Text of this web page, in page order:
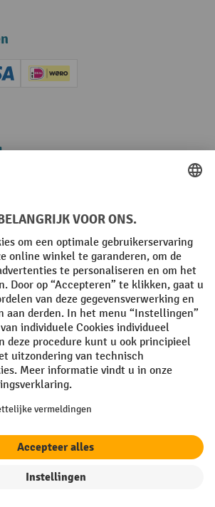
(Visa)
iDEAL | Wero
Copyright
Privacy Instellingen
shipping costs and possible delivery charges,
de voorraad strekt. De korting is niet van
prijzen. Een combinatie met andere
vouchers is niet mogelijk. | ² De korting
is 10 dagen geldig en kan online worden
en is maximaal 10%. Elektrische
stapelaars, elektrische heftrucks en
met andere kortingspercentages of vouchers.